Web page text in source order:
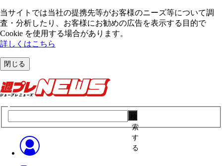
当サイトでは当社の提携先等がお客様のニーズ等について調
査・分析したり、お客様にお勧めの広告を表⽰する⽬的で
Cookie を使⽤する場合があります。
詳しくはこちら
閉じる
索
す
る